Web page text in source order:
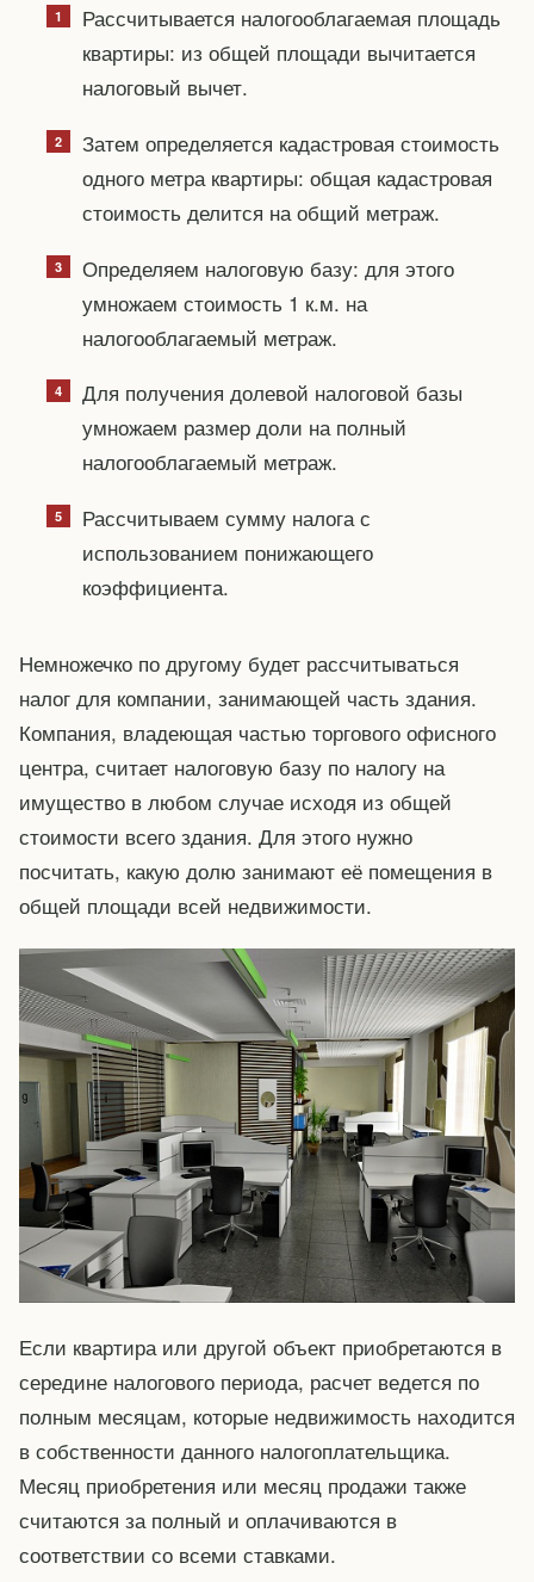
Рассчитывается налогооблагаемая площадь
квартиры: из общей площади вычитается
налоговый вычет.
Затем определяется кадастровая стоимость
одного метра квартиры: общая кадастровая
стоимость делится на общий метраж.
Определяем налоговую базу: для этого
умножаем стоимость 1 к.м. на
налогооблагаемый метраж.
Для получения долевой налоговой базы
умножаем размер доли на полный
налогооблагаемый метраж.
Рассчитываем сумму налога с
использованием понижающего
коэффициента.
Немножечко по другому будет рассчитываться
налог для компании, занимающей часть здания.
Компания, владеющая частью торгового офисного
центра, считает налоговую базу по налогу на
имущество в любом случае исходя из общей
стоимости всего здания. Для этого нужно
посчитать, какую долю занимают её помещения в
общей площади всей недвижимости.
Если квартира или другой объект приобретаются в
середине налогового периода, расчет ведется по
полным месяцам, которые недвижимость находится
в собственности данного налогоплательщика.
Месяц приобретения или месяц продажи также
считаются за полный и оплачиваются в
соответствии со всеми ставками.